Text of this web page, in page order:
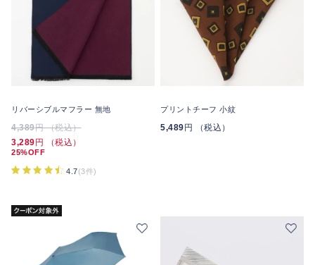
リバーシブルマフラー 無地
4,389円 （税込）
3,289円 （税込）
25%OFF
4.7(3件)
プリントチーフ 小紋
5,489円 （税込）